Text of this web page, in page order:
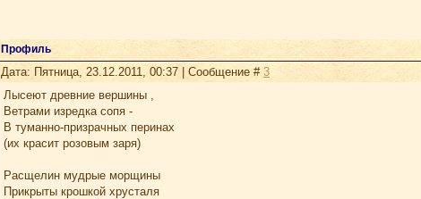
Профиль
Дата: Пятница, 23.12.2011, 00:37 | Сообщение # 3
Лысеют древние вершины ,
Ветрами изредка сопя -
В туманно-призрачных перинах
(их красит розовым заря)
Расщелин мудрые морщины
Прикрыты крошкой хрусталя